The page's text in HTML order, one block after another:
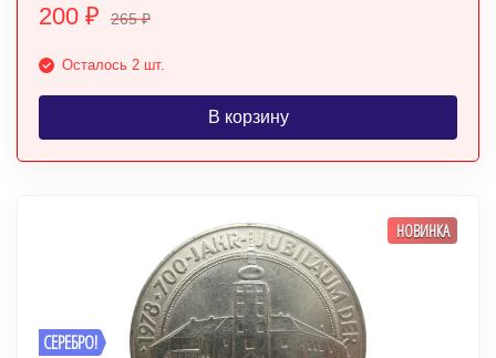
200 ₽ 265₽
Осталось 2 шт.
В корзину
СЕРЕБРО!
НОВИНКА